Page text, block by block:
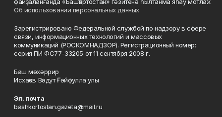
Об использовании персональных данных
Зарегистрировано Федеральной службой по надзору в сфере
связи, информационных технологий и массовых
коммуникаций (РОСКОМНАДЗОР). Регистрационный номер:
серия ПИ ФС77-33205 от 11 сентября 2008 г.
Баш мөхәррир
Исхаҡов Вәдүт Ғәйфулла улы
Эл. почта
bashkortostan.gazeta@mail.ru